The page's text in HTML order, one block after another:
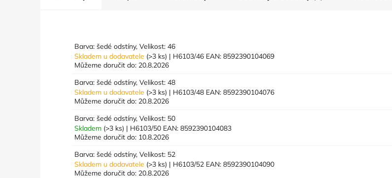
Barva: šedé odstíny, Velikost: 46
Skladem u dodavatele (>3 ks) | H6103/46 EAN: 8592390104069
Můžeme doručit do: 20.8.2026
Barva: šedé odstíny, Velikost: 48
Skladem u dodavatele (>3 ks) | H6103/48 EAN: 8592390104076
Můžeme doručit do: 20.8.2026
Barva: šedé odstíny, Velikost: 50
Skladem (>3 ks) | H6103/50 EAN: 8592390104083
Můžeme doručit do: 10.8.2026
Barva: šedé odstíny, Velikost: 52
Skladem u dodavatele (>3 ks) | H6103/52 EAN: 8592390104090
Můžeme doručit do: 20.8.2026